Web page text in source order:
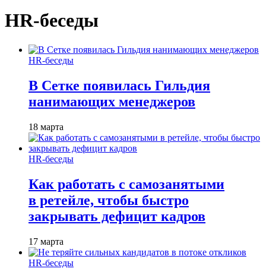
HR-беседы
HR-беседы
В Сетке появилась Гильдия
нанимающих менеджеров
18 марта
HR-беседы
Как работать с самозанятыми
в ретейле, чтобы быстро
закрывать дефицит кадров
17 марта
HR-беседы